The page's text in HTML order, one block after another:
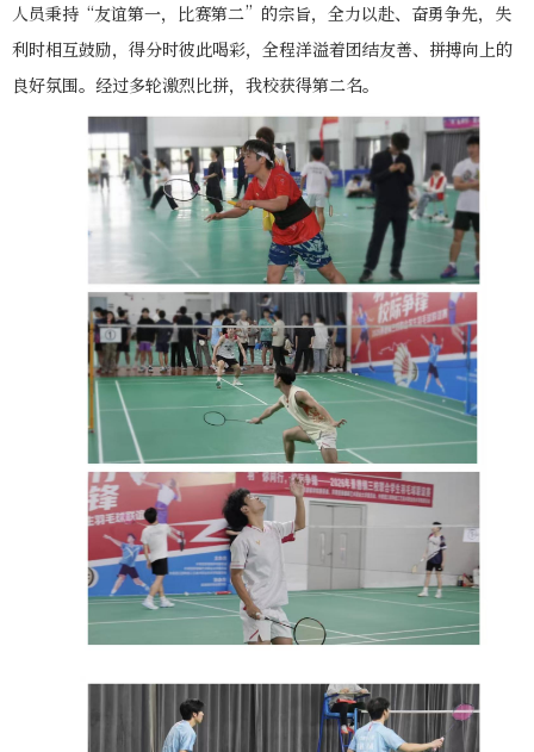
人员秉持“友谊第一，比赛第二”的宗旨，全力以赴、奋勇争先，失
利时相互鼓励，得分时彼此喝彩，全程洋溢着团结友善、拼搏向上的
良好氛围。经过多轮激烈比拼，我校获得第二名。